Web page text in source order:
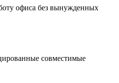
офиса без вынужденных
совместимые